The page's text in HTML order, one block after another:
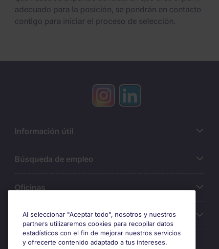
adecuado para la posición, se pondrán en contacto
contigo para iniciar el proceso de selección.
Información útil
Búsqueda de empleo
Oficinas
Sobre Michael Page
Al seleccionar "Aceptar todo", nosotros y nuestros
partners utilizaremos cookies para recopilar datos
estadísticos con el fin de mejorar nuestros servicios
y ofrecerte contenido adaptado a tus intereses.